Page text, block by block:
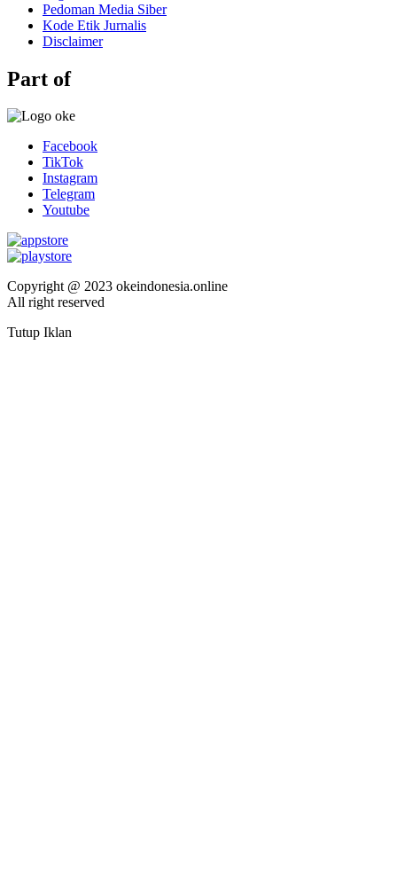
Pedoman Media Siber
Kode Etik Jurnalis
Disclaimer
Part of
Facebook
TikTok
Instagram
Telegram
Youtube
Copyright @ 2023 okeindonesia.online
All right reserved
Tutup Iklan